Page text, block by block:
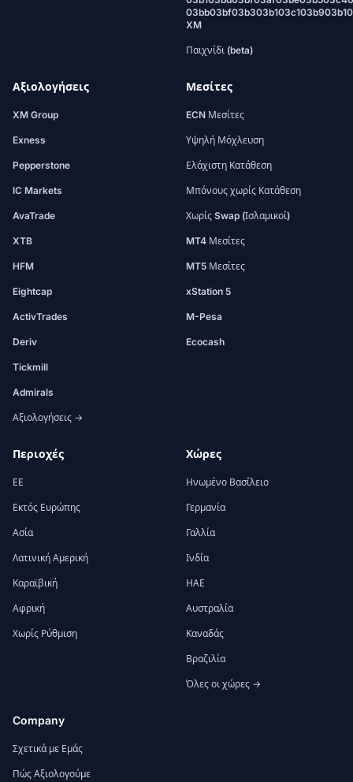
XM
Παιχνίδι (beta)
Αξιολογήσεις
XM Group
Exness
Pepperstone
IC Markets
AvaTrade
XTB
HFM
Eightcap
ActivTrades
Deriv
Tickmill
Admirals
Αξιολογήσεις →
Μεσίτες
ECN Μεσίτες
Υψηλή Μόχλευση
Ελάχιστη Κατάθεση
Μπόνους χωρίς Κατάθεση
Χωρίς Swap (Ισλαμικοί)
MT4 Μεσίτες
MT5 Μεσίτες
xStation 5
M-Pesa
Ecocash
Περιοχές
ΕΕ
Εκτός Ευρώπης
Ασία
Λατινική Αμερική
Καραϊβική
Αφρική
Χωρίς Ρύθμιση
Χώρες
Ηνωμένο Βασίλειο
Γερμανία
Γαλλία
Ινδία
ΗΑΕ
Αυστραλία
Καναδάς
Βραζιλία
Όλες οι χώρες →
Company
Σχετικά με Εμάς
Πώς Αξιολογούμε